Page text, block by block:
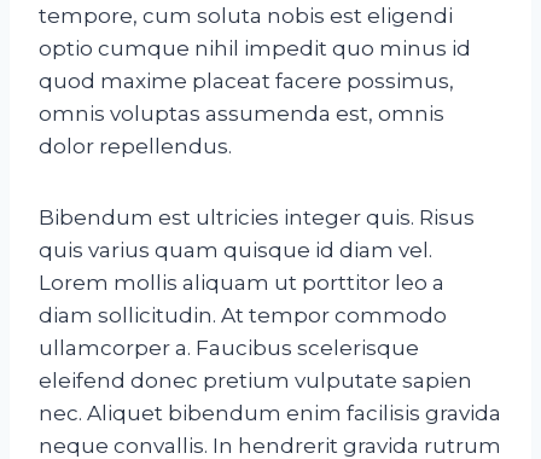
tempore, cum soluta nobis est eligendi
optio cumque nihil impedit quo minus id
quod maxime placeat facere possimus,
omnis voluptas assumenda est, omnis
dolor repellendus.
Bibendum est ultricies integer quis. Risus
quis varius quam quisque id diam vel.
Lorem mollis aliquam ut porttitor leo a
diam sollicitudin. At tempor commodo
ullamcorper a. Faucibus scelerisque
eleifend donec pretium vulputate sapien
nec. Aliquet bibendum enim facilisis gravida
neque convallis. In hendrerit gravida rutrum